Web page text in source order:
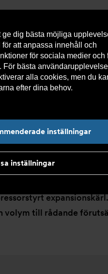
dig bästa möjliga
att anpassa innehåll och
för sociala medier och
För bästa användarupplevelse
alla cookies, men du
efter dina behov.
inställningar
inställningar
Kontakta oss
Hitta det du
volym till rådande